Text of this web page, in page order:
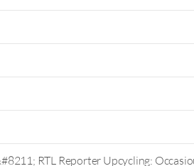
RTL Reporter Upcycling: